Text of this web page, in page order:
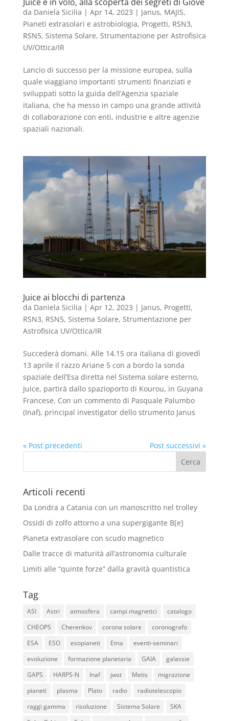
da Daniela Sicilia | Apr 14, 2023 | Janus, MAJIS,
Pianeti extrasolari e astrobiologia, Progetti, RSN3,
RSN5, Sistema Solare, Strumentazione per Astrofisica
UV/Ottica/IR
Lancio di successo per la missione europea, sulla
quale viaggiano importanti strumenti finanziati e
sviluppati sotto la guida dell’Agenzia spaziale
italiana, che ha messo in campo una grande attività
di collaborazione con enti, industrie e altre agenzie
spaziali nazionali.
Juice ai blocchi di partenza
da Daniela Sicilia | Apr 12, 2023 | Janus, Progetti,
RSN3, RSN5, Sistema Solare, Strumentazione per
Astrofisica UV/Ottica/IR
Succederà domani. Alle 14.15 ora italiana di giovedì
13 aprile il razzo Ariane 5 con a bordo la sonda
spaziale dell’Esa diretta nel Sistema solare esterno,
Juice, partirà dallo spazioporto di Kourou, in Guyana
Francese. Con un commento di Pasquale Palumbo
(Inaf), principal investigator dello strumento Janus
« Post precedenti Post successivi »
Articoli recenti
Da Londra a Catania con un manoscritto nel trolley
Ossidi di zolfo attorno a una supergigante B[e]
Pianeta extrasolare con scudo magnetico
Dalle tracce di maturità all’astronomia culturale
Limiti alle “quinte forze” dalla gravità quantistica
Tag
ASI Astri atmosfera campi magnetici
catalogo
CHEOPS
Cherenkov corona solare
coronografo
ESA
ESO esopianeti Etna
eventi-seminari
evoluzione
formazione planetaria GAIA
galassie
GAPS
HARPS-N Inaf jwst Metis
migrazione
pianeti
plasma Plato radio
radiotelescopio
raggi gamma
risoluzione Sistema Solare
SKA